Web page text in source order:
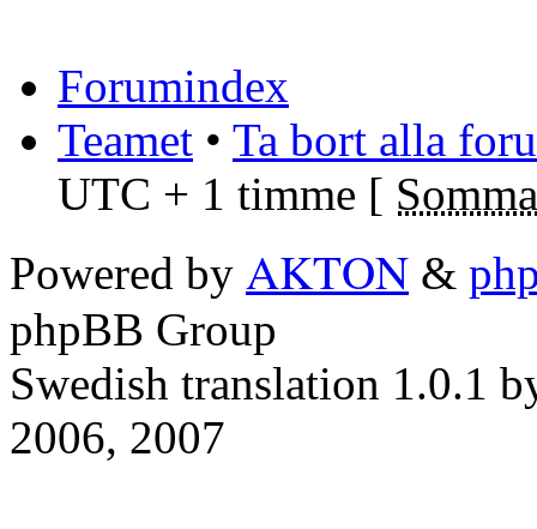
Forumindex
Teamet • Ta bort alla
UTC + 1 timme [
Powered by AKTON &
phpBB Group
Swedish translation 1.0.1
2006, 2007